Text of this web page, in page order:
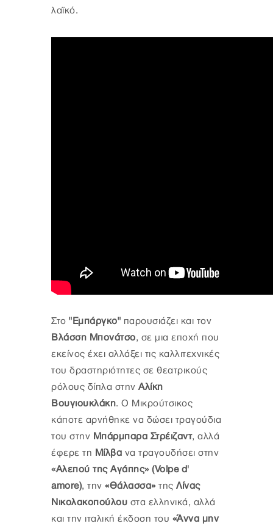
λαϊκό.
Στο "Εμπάργκο" παρουσιάζει και τον
Βλάσση Μπονάτσο, σε μια εποχή που
εκείνος έχει αλλάξει τις καλλιτεχνικές
του δραστηριότητες σε θεατρικούς
ρόλους δίπλα στην Αλίκη
Βουγιουκλάκη. Ο Μικρούτσικος
κάποτε αρνήθηκε να δώσει τραγούδια
του στην Μπάρμπαρα Στρέιζαντ, αλλά
έφερε τη Μίλβα να τραγουδήσει στην
«Αλεπού της Αγάπης» (Volpe d'
amore), την «Θάλασσα» της Λίνας
Νικολακοπούλου στα ελληνικά, αλλά
και την ιταλική έκδοση του «Άννα μην